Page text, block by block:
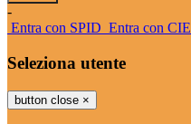
-
Entra con SPID Entra con CIE
Seleziona utente
button close ×